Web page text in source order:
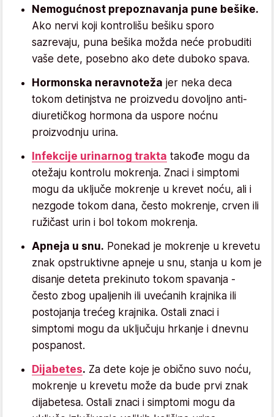
Nemogućnost prepoznavanja pune bešike.
Ako nervi koji kontrolišu bešiku sporo
sazrevaju, puna bešika možda neće probuditi
vaše dete, posebno ako dete duboko spava.
Hormonska neravnoteža jer neka deca
tokom detinjstva ne proizvedu dovoljno anti-
diuretičkog hormona da uspore noćnu
proizvodnju urina.
Infekcije urinarnog trakta takođe mogu da
otežaju kontrolu mokrenja. Znaci i simptomi
mogu da uključe mokrenje u krevet noću, ali i
nezgode tokom dana, često mokrenje, crven ili
ružičast urin i bol tokom mokrenja.
Apneja u snu. Ponekad je mokrenje u krevetu
znak opstruktivne apneje u snu, stanja u kom je
disanje deteta prekinuto tokom spavanja -
često zbog upaljenih ili uvećanih krajnika ili
postojanja trećeg krajnika. Ostali znaci i
simptomi mogu da uključuju hrkanje i dnevnu
pospanost.
Dijabetes. Za dete koje je obično suvo noću,
mokrenje u krevetu može da bude prvi znak
dijabetesa. Ostali znaci i simptomi mogu da